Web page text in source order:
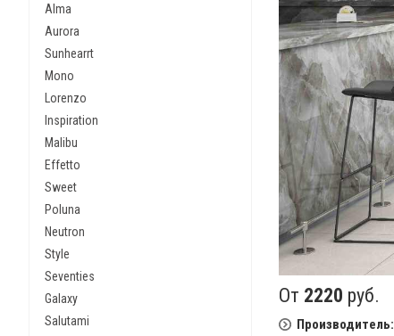
Alma
Aurora
Sunhearrt
Mono
Lorenzo
Inspiration
Malibu
Effetto
Sweet
Poluna
Neutron
Style
Seventies
Galaxy
Salutami
От 2220 руб.
Производитель: